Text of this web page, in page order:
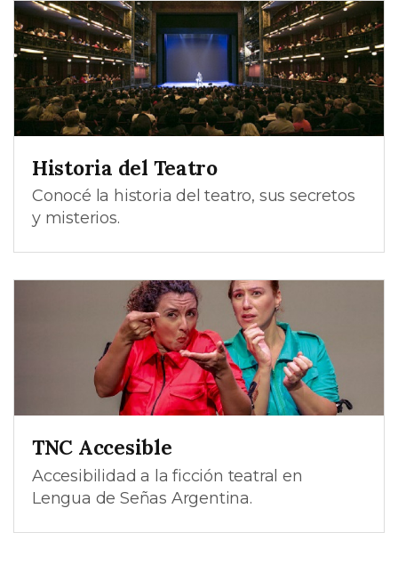
Historia del Teatro
Conocé la historia del teatro, sus secretos
y misterios.
TNC Accesible
Accesibilidad a la ficción teatral en
Lengua de Señas Argentina.